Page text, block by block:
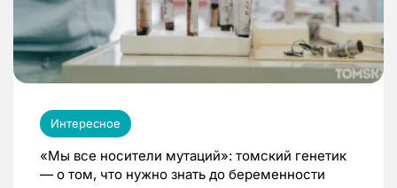
Интересное
«Мы все носители мутаций»: томский генетик
— о том, что нужно знать до беременности